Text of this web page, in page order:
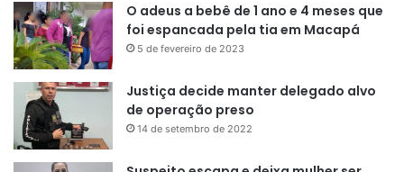
O adeus a bebê de 1 ano e 4 meses que
foi espancada pela tia em Macapá
5 de fevereiro de 2023
Justiça decide manter delegado alvo
de operação preso
14 de setembro de 2022